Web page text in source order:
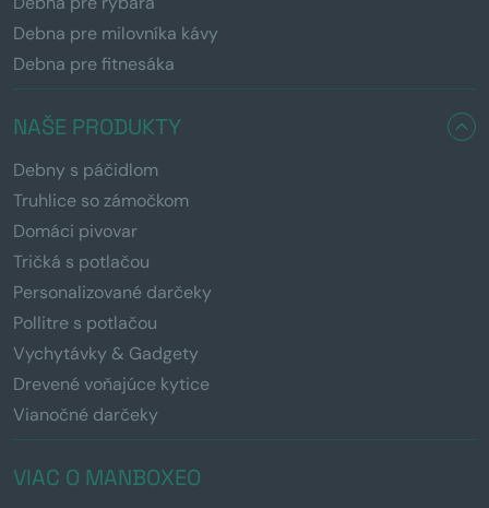
Debna pre milovníka kávy
Debna pre fitnesáka
NAŠE PRODUKTY
Debny s páčidlom
Truhlice so zámočkom
Domáci pivovar
Tričká s potlačou
Personalizované darčeky
Pollitre s potlačou
Vychytávky & Gadgety
Drevené voňajúce kytice
Vianočné darčeky
VIAC O MANBOXEO